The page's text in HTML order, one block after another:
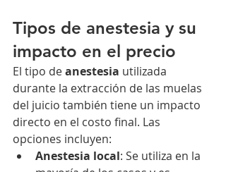
Tipos de anestesia y su
impacto en el precio
El tipo de anestesia utilizada
durante la extracción de las muelas
del juicio también tiene un impacto
directo en el costo final. Las
opciones incluyen:
Anestesia local: Se utiliza en la